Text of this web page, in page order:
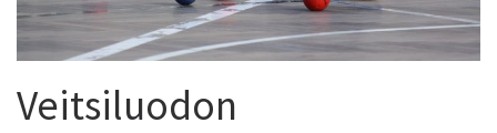
Veitsiluodon